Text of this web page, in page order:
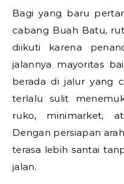
Bagi yang baru
cabang Buah Batu,
diikuti karena
jalannya mayoritas
berada di jalur yang
terlalu sulit
ruko, minimarket,
Dengan persiapan
terasa lebih santai
jalan.